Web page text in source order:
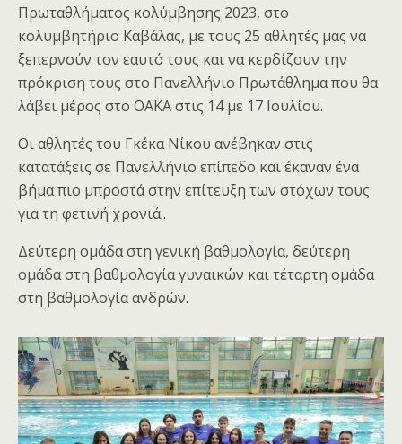
Πρωταθλήματος κολύμβησης 2023, στο
κολυμβητήριο Καβάλας, με τους 25 αθλητές μας να
ξεπερνούν τον εαυτό τους και να κερδίζουν την
πρόκριση τους στο Πανελλήνιο Πρωτάθλημα που θα
λάβει μέρος στο ΟΑΚΑ στις 14 με 17 Ιουλίου.
Οι αθλητές του Γκέκα Νίκου ανέβηκαν στις
κατατάξεις σε Πανελλήνιο επίπεδο και έκαναν ένα
βήμα πιο μπροστά στην επίτευξη των στόχων τους
για τη φετινή χρονιά..
Δεύτερη ομάδα στη γενική βαθμολογία, δεύτερη
ομάδα στη βαθμολογία γυναικών και τέταρτη ομάδα
στη βαθμολογία ανδρών.